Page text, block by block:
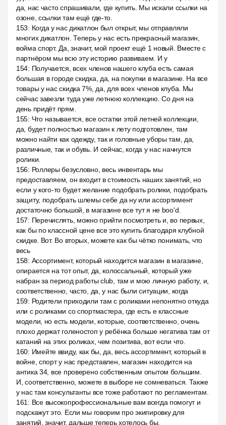
да, нас часто спрашивали, где купить. Мы искали ссылки на
озоне, ссылки там ещё где-то.
153: Когда у нас дикатлон был открыт, мы отправляли
многих дикатлон. Теперь у нас есть прекрасный магазин,
войма спорт. Да, значит, мой проект ещё 1 новый. Вместе с
партнёром мы всю эту историю развиваем. И у
154: Получается, всех членов нашего клуба есть самая
большая в городе скидка, да, на покупки в магазине. На все
товары у нас скидка 7%, да, для всех членов клуба. Мы
сейчас завезли туда уже летнюю коллекцию. Со дня на
день придёт прям.
155: Что называется, все остатки этой летней коллекции,
да, будет полностью магазин к лету подготовлен, там
можно найти как одежду, так и головные уборы там, да,
различные, так и обувь. И сейчас, когда у нас начнутся
ролики.
156: Роллеры безусловно, весь инвентарь мы
предоставляем, он входит в стоимость наших занятий, но
если у кого-то будет желание подобрать ролики, подобрать
защиту, подобрать шлемы себе да ну или ассортимент
достаточно большой, в магазине все тут я не boo'd.
157: Перечислять, можно прийти посмотреть и, во первых,
как бы по классной цене все это купить благодаря клубной
скидке. Вот. Во вторых, можете как бы чётко понимать, что
весь
158: Ассортимент, который находится магазин в магазине,
опирается на тот опыт, да, колоссальный, который уже
набран за период работы club, там и мою личную работу, и,
соответственно, часто, да, у нас были ситуации, когда
159: Родители приходили там с роликами непонятно откуда
или с роликами со спортмастера, где есть e классные
модели, но есть модели, которые, соответственно, очень
плохо держат голеностоп у ребёнка больше негатива там от
катаний на этих роликах, чем позитива, вот если что.
160: Имейте ввиду, как бы, да, весь ассортимент, который в
войне, спорт у нас представлен, магазин находится на
антика 34, все проверено собственным опытом большим.
И, соответственно, можете в выборе не сомневаться. Также
у нас там консультанты все тоже работают по регламентам.
161 : Все высокопрофессиональные вам всегда помогут и
подскажут это. Если мы говорим про экипировку для
занятий, значит, дальше теперь хотелось бы.